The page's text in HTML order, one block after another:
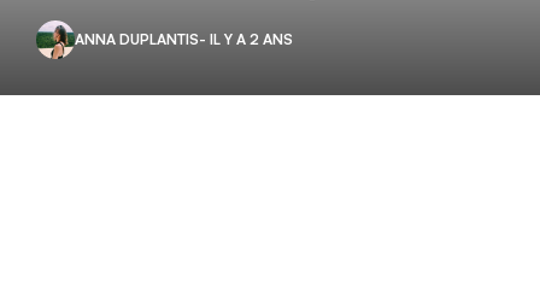
ANNA DUPLANTIS- IL Y A 2 ANS